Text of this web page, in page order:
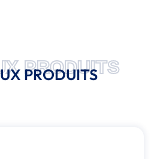
PRODUITS
PRODUITS